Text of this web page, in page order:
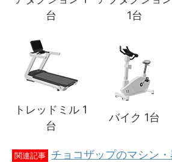
台
1台
トレッドミル 1
台
バイク 1台
関連記事
チョコザップのマシン